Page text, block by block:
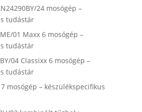
24 mosógép –
tudástár
01 Maxx 6 mosógép –
tudástár
04 Classixx 6 mosógép –
tudástár
mosógép – készülékspecifikus